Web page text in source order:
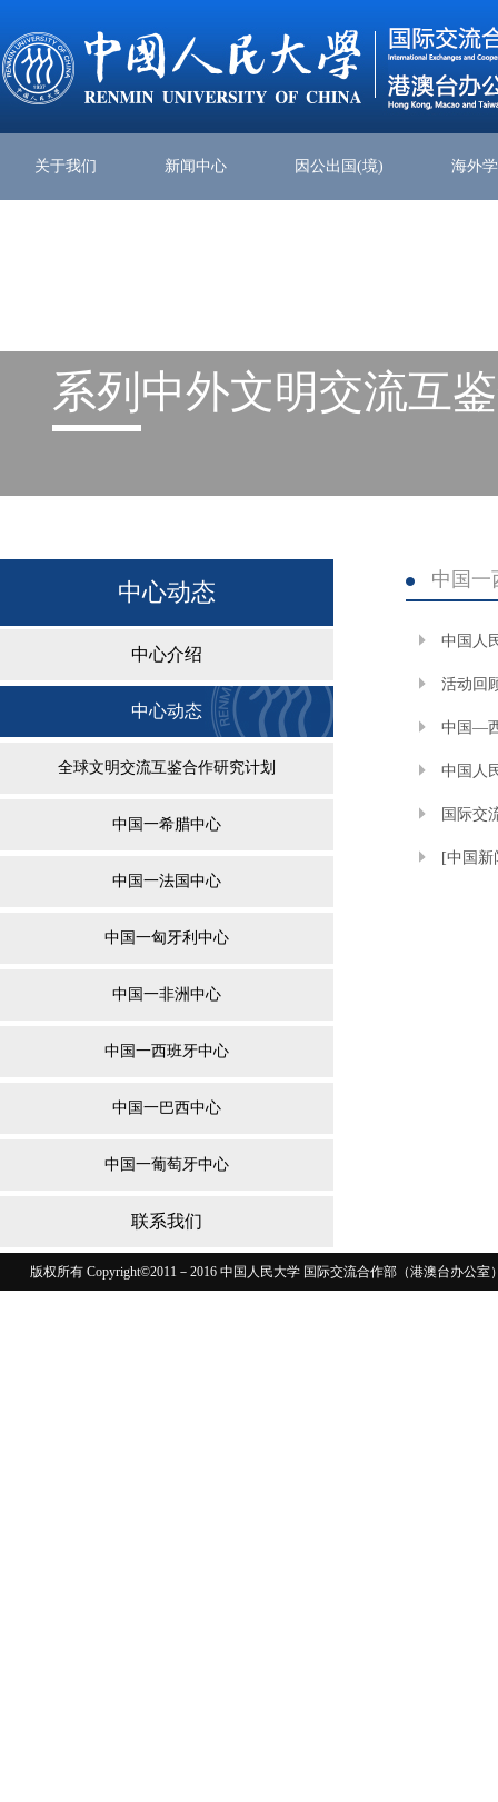
关于我们 新闻中心 因公出国(境) 海外
系列 中外文明交流互
中心动态
中心介绍
中心动态
全球文明交流互鉴合作研究计划
中国一希腊中心
中国一法国中心
中国一匈牙利中心
中国一非洲中心
中国一西班牙中心
中国一巴西中心
中国一葡萄牙中心
联系我们
中国一
中国人
活动 活动回
中国—
中国人
国际交
院签订框架
[中国
版权所有 Copyright©2011－2016 中国人民大学 国际交流合作部（港澳台办